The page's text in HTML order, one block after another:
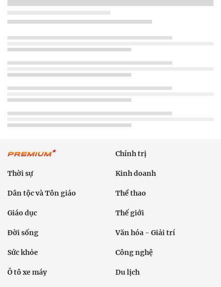
Chính trị
Thời sự Kinh doanh
Dân tộc và Tôn giáo Thể thao
Giáo dục Thế giới
Đời sống Văn hóa - Giải trí
Sức khỏe Công nghệ
Ô tô xe máy Du lịch